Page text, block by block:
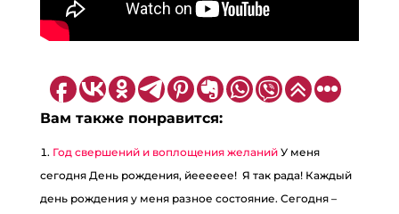
Вам также понравится:
Год свершений и воплощения желаний У меня
сегодня День рождения, йееееее! Я так рада! Каждый
день рождения у меня разное состояние. Сегодня –